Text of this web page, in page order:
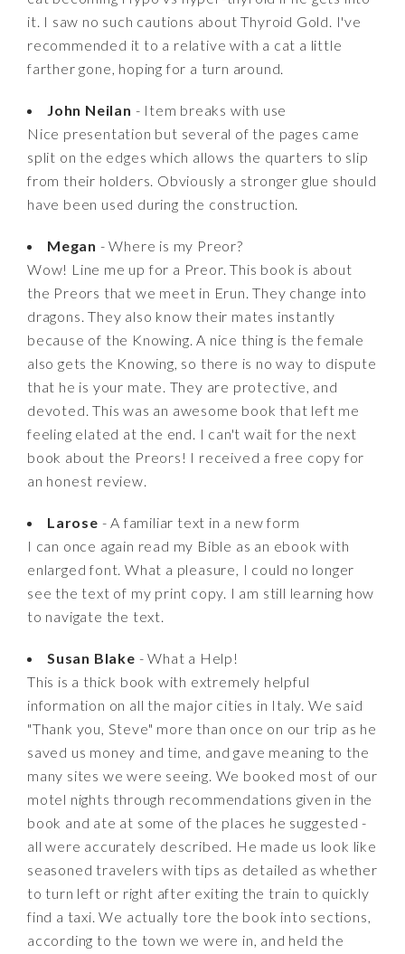
it. I saw no such cautions about Thyroid Gold. I've
recommended it to a relative with a cat a little
farther gone, hoping for a turn around.
John Neilan - Item breaks with use
Nice presentation but several of the pages came
split on the edges which allows the quarters to slip
from their holders. Obviously a stronger glue should
have been used during the construction.
Megan - Where is my Preor?
Wow! Line me up for a Preor. This book is about
the Preors that we meet in Erun. They change into
dragons. They also know their mates instantly
because of the Knowing. A nice thing is the female
also gets the Knowing, so there is no way to dispute
that he is your mate. They are protective, and
devoted. This was an awesome book that left me
feeling elated at the end. I can't wait for the next
book about the Preors! I received a free copy for
an honest review.
Larose - A familiar text in a new form
I can once again read my Bible as an ebook with
enlarged font. What a pleasure, I could no longer
see the text of my print copy. I am still learning how
to navigate the text.
Susan Blake - What a Help!
This is a thick book with extremely helpful
information on all the major cities in Italy. We said
"Thank you, Steve" more than once on our trip as he
saved us money and time, and gave meaning to the
many sites we were seeing. We booked most of our
motel nights through recommendations given in the
book and ate at some of the places he suggested -
all were accurately described. He made us look like
seasoned travelers with tips as detailed as whether
to turn left or right after exiting the train to quickly
find a taxi. We actually tore the book into sections,
according to the town we were in, and held the